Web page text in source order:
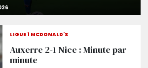
LIGUE 1 MCDONALD'S
Auxerre 2-1 Nice : Minute par
minute